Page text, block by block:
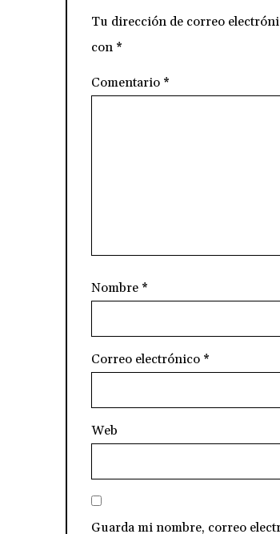
Tu dirección de correo
con *
Comentario *
Nombre *
Correo electrónico *
Web
Guarda mi nombre, correo